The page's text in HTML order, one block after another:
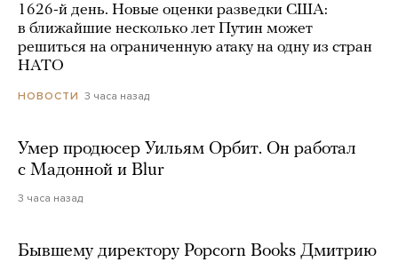
1626-й день. Новые оценки разведки США:
в ближайшие несколько лет Путин может
решиться на ограниченную атаку на одну из стран
НАТО
НОВОСТИ 3 часа назад
Умер продюсер Уильям Орбит. Он работал
с Мадонной и Blur
3 часа назад
Бывшему директору Popcorn Books Дмитрию